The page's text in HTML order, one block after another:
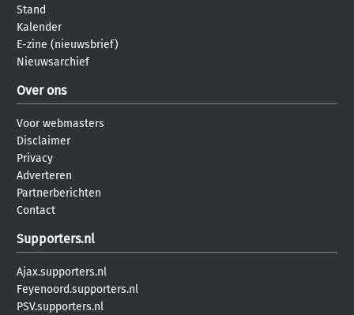
Stand
Kalender
E-zine (nieuwsbrief)
Nieuwsarchief
Over ons
Voor webmasters
Disclaimer
Privacy
Adverteren
Partnerberichten
Contact
Supporters.nl
Ajax.supporters.nl
Feyenoord.supporters.nl
PSV.supporters.nl